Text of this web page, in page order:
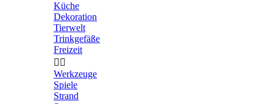
Küche
Dekoration
Tierwelt
Trinkgefäße
Freizeit
 
Werkzeuge
Spiele
Strand